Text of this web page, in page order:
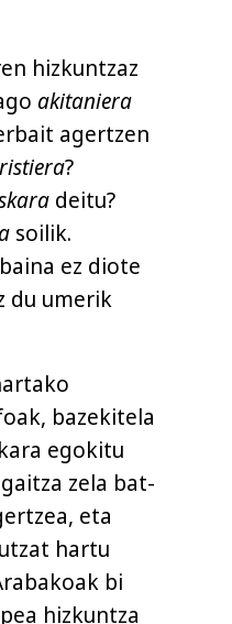
hizkuntzaz
akitaniera
agertzen
?
deitu?
soilik.
ez diote
du umerik
bazekitela
egokitu
zela bat-
eta
hartu
bi
hizkuntza